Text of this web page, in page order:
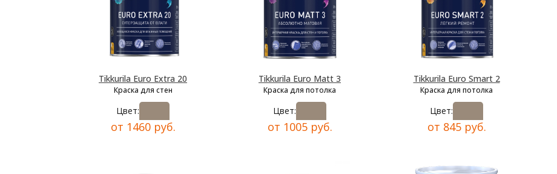
Tikkurila Euro Extra 20
Краска для стен
Цвет:
от 1460 руб.
Tikkurila Euro Matt 3
Краска для потолка
Цвет:
от 1005 руб.
Tikkurila Euro Smart 2
Краска для потолка
Цвет:
от 845 руб.